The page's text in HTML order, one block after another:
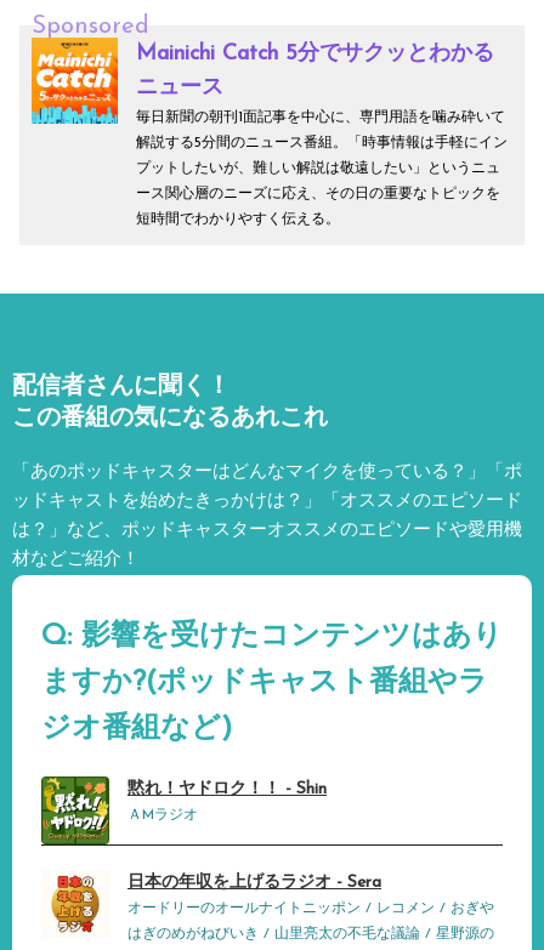
Sponsored
Mainichi Catch 5分でサクッとわかる
ニュース
毎日新聞の朝刊1面記事を中心に、専門用語を噛み砕いて
解説する5分間のニュース番組。「時事情報は手軽にイン
プットしたいが、難しい解説は敬遠したい」というニュ
ース関心層のニーズに応え、その日の重要なトピックを
短時間でわかりやすく伝える。
配信者さんに聞く！
この番組の気になるあれこれ
「あのポッドキャスターはどんなマイクを使っている？」「ポ
ッドキャストを始めたきっかけは？」「オススメのエピソード
は？」など、 ポッドキャスターオススメのエピソードや愛用機
材などご紹介！
Q: 影響を受けたコンテンツはあり
ますか?(ポッドキャスト番組やラ
ジオ番組など)
黙れ！ヤドロク！！ - Shin
ＡMラジオ
日本の年収を上げるラジオ - Sera
オードリーのオールナイトニッポン / レコメン / おぎや
はぎのめがねびいき / 山里亮太の不毛な議論 / 星野源の